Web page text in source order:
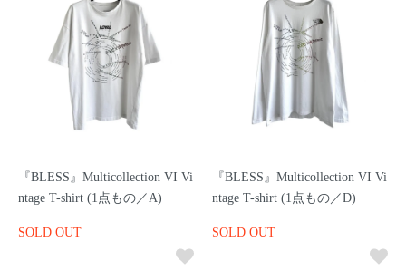
『BLESS』Multicollection VI Vi
ntage T-shirt (1点もの／A)
SOLD OUT
『BLESS』Multicollection VI Vi
ntage T-shirt (1点もの／D)
SOLD OUT